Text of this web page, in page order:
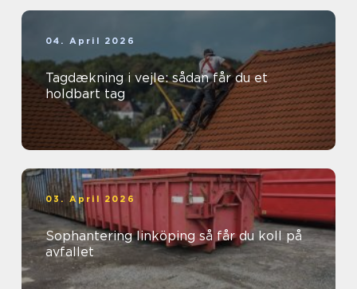
04. April 2026
Tagdækning i vejle: sådan får du et
holdbart tag
03. April 2026
Sophantering linköping så får du koll på
avfallet